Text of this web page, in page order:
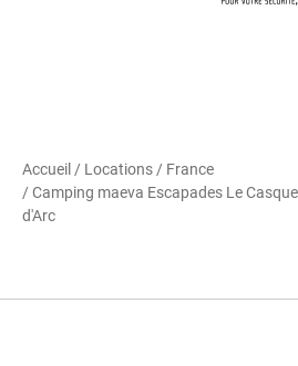
Accueil / Locations / France
/ Camping maeva Escapades Le
d'Arc